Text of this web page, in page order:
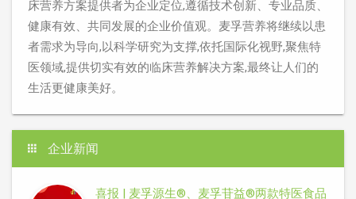
床营养方案提供者为企业定位,遵循技术创新、专业品质、
健康有效、共同发展的企业价值观。麦孚营养将继续以患
者需求为导向,以科学研究为支撑,依托国际化视野,聚焦特
医领域,提供切实有效的临床营养解决方案,最终让人们的
生活更健康美好。
企业新闻
喜报 | 麦孚源生®、麦孚苷益®两款特医食品